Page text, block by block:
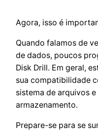
Agora, isso é
Quando falamos de
de dados, poucos
Disk Drill. Em geral,
sua compatibilidade
sistema de arquivos
armazenamento.
Prepare-se para se